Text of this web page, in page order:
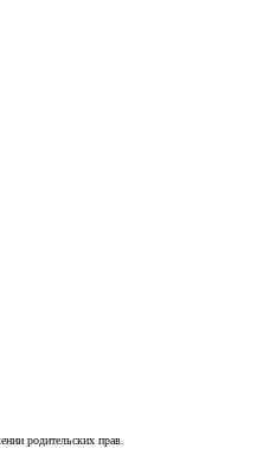
родительских прав.